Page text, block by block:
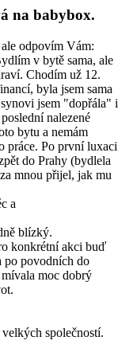
na babybox.
odpovím Vám:
v bytě sama, ale
Chodím už 12.
byla jsem sama
jsem "dopřála" i
nalezené
bytu a nemám
práce. Po první luxaci
do Prahy (bydlela
mnou přijel, jak mu
a
blízký.
konkrétní akci buď
po povodních do
moc dobrý
společností.